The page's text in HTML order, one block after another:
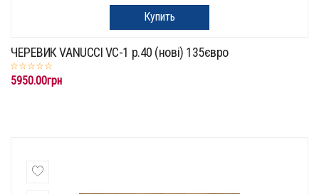
Купить
ЧЕРЕВИК VANUCCI VC-1 p.40 (нові) 135євро
5950.00грн